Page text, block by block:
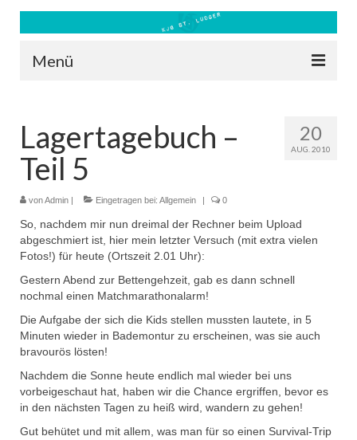
Menü
Kontakt
Bilder
Freizeit 2026
Datenschutz
Impressum
Downloads
20
AUG. 2010
Lagertagebuch –
Teil 5
vonAdmin | Eingetragen bei: Allgemein | 0
So, nachdem mir nun dreimal der Rechner beim Upload
abgeschmiert ist, hier mein letzter Versuch (mit extra vielen
Fotos!) für heute (Ortszeit 2.01 Uhr):
Gestern Abend zur Bettengehzeit, gab es dann schnell
nochmal einen Matchmarathonalarm!
Die Aufgabe der sich die Kids stellen mussten lautete, in 5
Minuten wieder in Bademontur zu erscheinen, was sie auch
bravourös lösten!
Nachdem die Sonne heute endlich mal wieder bei uns
vorbeigeschaut hat, haben wir die Chance ergriffen, bevor es
in den nächsten Tagen zu heiß wird, wandern zu gehen!
Gut behütet und mit allem, was man für so einen Survival-Trip